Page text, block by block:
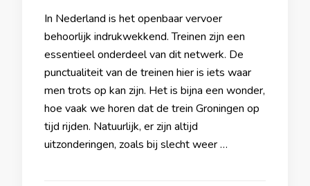
In Nederland is het openbaar vervoer
behoorlijk indrukwekkend. Treinen zijn een
essentieel onderdeel van dit netwerk. De
punctualiteit van de treinen hier is iets waar
men trots op kan zijn. Het is bijna een wonder,
hoe vaak we horen dat de trein Groningen op
tijd rijden. Natuurlijk, er zijn altijd
uitzonderingen, zoals bij slecht weer …